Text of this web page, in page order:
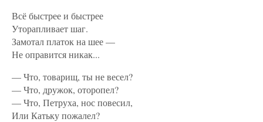
Всё быстрее и быстрее
Уторапливает шаг.
Замотал платок на шее —
Не оправится никак...
— Что, товарищ, ты не весел?
— Что, дружок, оторопел?
— Что, Петруха, нос повесил,
Или Катьку пожалел?